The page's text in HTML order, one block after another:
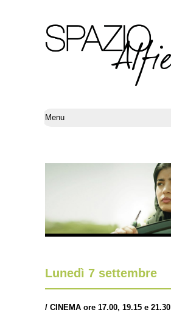
Lunedì 7 settembre
/ CINEMA ore 17.00, 19.15 e 21.30